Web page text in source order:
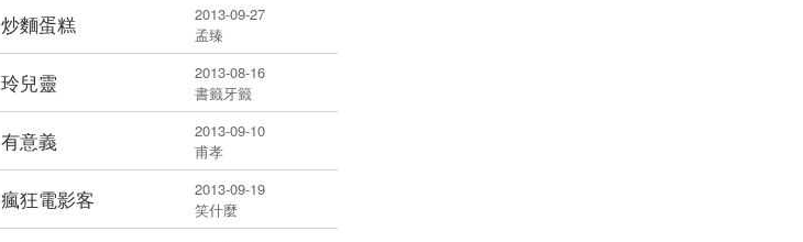
炒麵蛋糕
2013-09-27
孟臻
玲兒靈
2013-08-16
書籤牙籤
有意義
2013-09-10
甫孝
瘋狂電影客
2013-09-19
笑什麼